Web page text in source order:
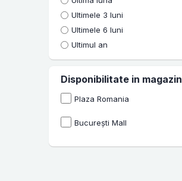
Antonia Antonescu
Arielle Schwartz
Babette Rothschild
2021
2022
2023
2024
2025
2026
Ultimele 3 luni
Ultimele 6 luni
Ultimul an
Disponibilitate in magazin
Plaza Romania
București Mall